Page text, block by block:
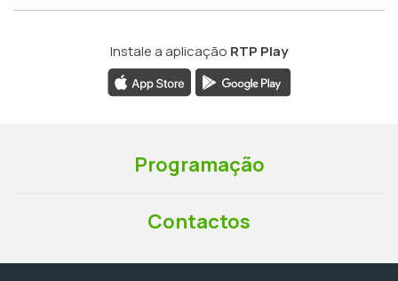
Instale a aplicação RTP Play
Programação
Contactos